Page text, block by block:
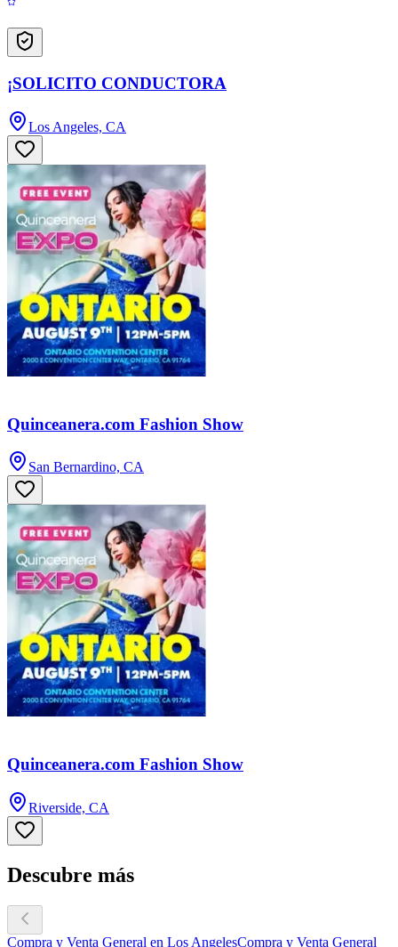
¡SOLICITO CONDUCTORA
Los Angeles, CA
Quinceanera.com Fashion Show
San Bernardino, CA
Quinceanera.com Fashion Show
Riverside, CA
Descubre más
Compra y Venta General en Los AngelesCompra y Venta General